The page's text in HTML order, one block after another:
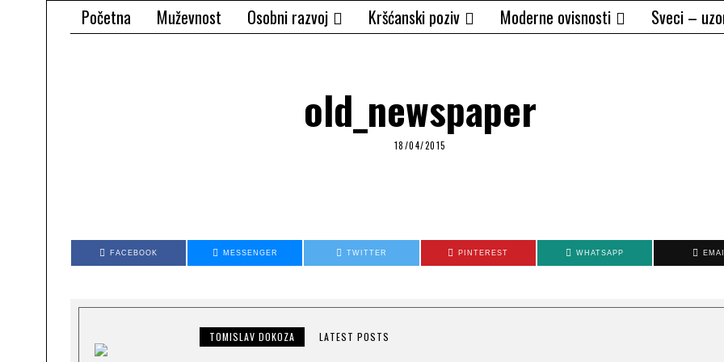
Početna Muževnost Osobni razvoj Kršćanski poziv Moderne ovisnosti Sveci –
old_newspaper
18/04/2015
FACEBOOK MESSENGER TWITTER PINTEREST WHATSAPP
TOMISLAV DOKOZA LATEST POSTS